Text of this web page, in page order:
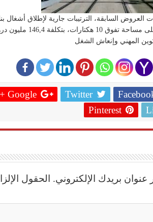
السابقة، الترتيبات جارية لإطلاق أشغال
بتكلفة 146,4 مليون درهم .
المهني وإنعاش الشغل
Twitter
Google +
Pinterest
عنوان بريدك الإلكتروني. الحقول